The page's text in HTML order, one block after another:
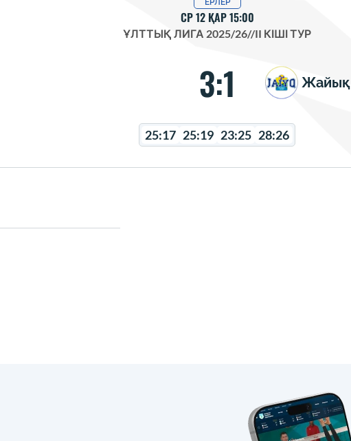
ЕРЛЕР
СР 12 ҚАР 15:00
ҰЛТТЫҚ ЛИГА 2025/26//II КІШІ ТУР
3:1 Жайық
25:17 25:19 23:25 28:26